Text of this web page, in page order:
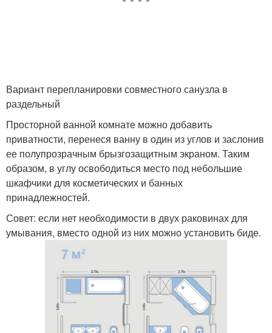
Вариант перепланировки совместного санузла в
раздельный
Просторной ванной комнате можно добавить
приватности, перенеся ванну в один из углов и заслонив
ее полупрозрачным брызгозащитным экраном. Таким
образом, в углу освободиться место под небольшие
шкафчики для косметических и банных
принадлежностей.
Совет: если нет необходимости в двух раковинах для
умывания, вместо одной из них можно установить биде.